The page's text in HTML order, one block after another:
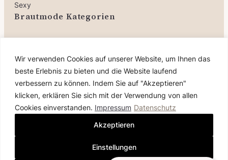
Wir verwenden Cookies auf unserer Website, um Ihnen das
beste Erlebnis zu bieten und die Website laufend
verbessern zu können. Indem Sie auf "Akzeptieren"
klicken, erklären Sie sich mit der Verwendung von allen
Cookies einverstanden. Impressum Datenschutz
Einstellungen
Akzeptieren
Sexy
Brautmode Kategorien
Jumpsuits
Oberteile
Röcke
Wäsche
Schmuck
Accessoires